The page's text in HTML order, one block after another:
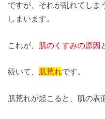
ですが、それが乱れてしま
しまいます。
これが、 肌のくすみの原因
続いて、 肌荒れです。
肌荒れが起こると、肌の表